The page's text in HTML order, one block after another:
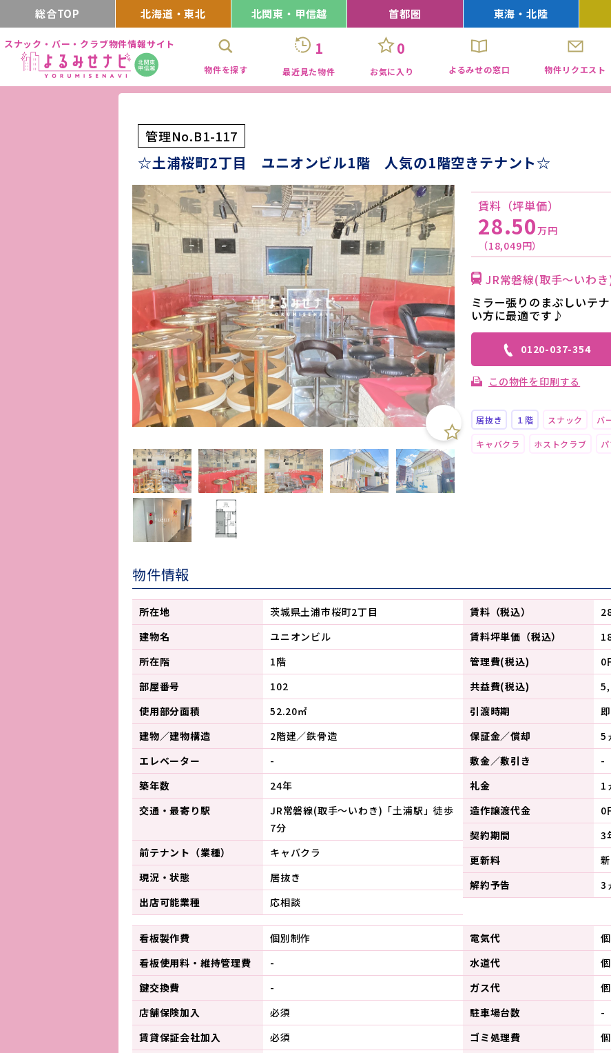
総合TOP 北海道・東北 北関東・甲信越 首都圏 東海・北陸
スナック・バー・クラブ物件情報サイト
物件を探す
1
最近見た物件
0
お気に入り よるみせの窓口 物件リクエスト
管理No.B1-117
☆土浦桜町2丁目 ユニオンビル1階 人気の1階空きテナント☆
賃料（坪単価）
28.50万円
（18,049円）
JR常磐線(取手～いわ
ミラー張りのまぶしいテ
い方に最適です♪
0120-037-354
この物件を印刷する
居抜き １階 スナック バ
キャバクラ ホストクラブ
物件情報
所在地
茨城県土浦市桜町2丁目
建物名
ユニオンビル
所在階
1階
部屋番号
102
使用部分面積
52.20㎡
建物／建物構造
2階建／鉄骨造
エレベーター
-
築年数
24年
交通・最寄り駅
JR常磐線(取手～いわき)「土浦駅」徒歩
7分
前テナント（業種）
キャバクラ
現況・状態
居抜き
出店可能業種
応相談
賃料（税込）
賃料坪単価（税込）
管理費(税込)
0
共益費(税込)
引渡時期
保証金／償却
5
敷金／敷引き
-
礼金
1
造作譲渡代金
0
契約期間
3
更新料
解約予告
3
看板製作費
個別制作
看板使用料・ 維持管理費
-
鍵交換費
-
店舗保険加入
必須
賃貸保証会社加入
必須
電気代
水道代
ガス代
駐車場台数
-
ゴミ処理費